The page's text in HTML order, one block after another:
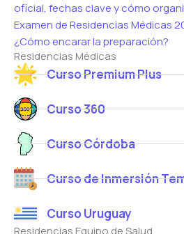
oficial, fechas clave y cómo
Examen de Residencias Médicas
¿Cómo encarar la preparación?
Residencias Médicas
Curso Premium Plus
Curso 360
Curso Córdoba
Curso de Inmersión
Curso Uruguay
Residencias Equipo de Salud